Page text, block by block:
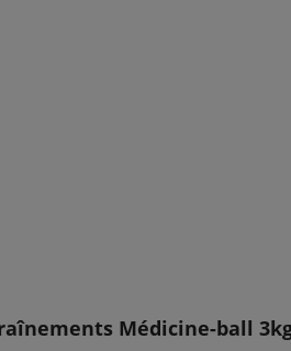
Médicine-ball